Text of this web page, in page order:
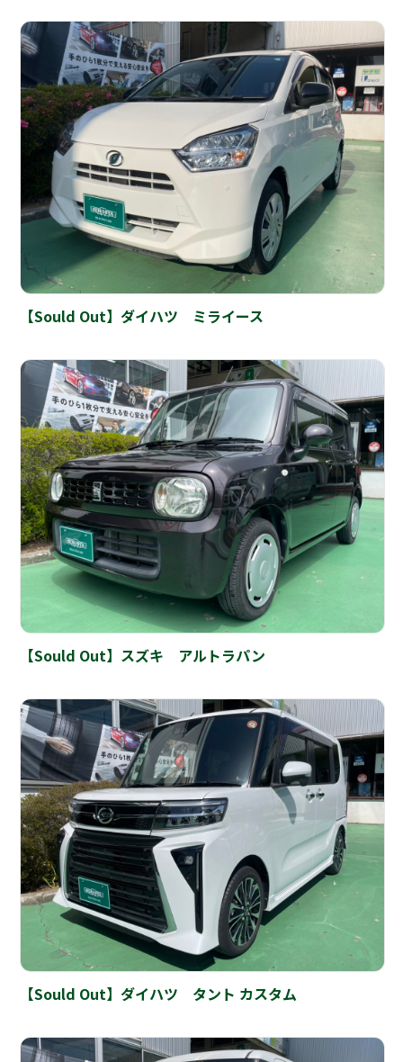
【Sould Out】ダイハツ ミライース
【Sould Out】スズキ アルトラパン
【Sould Out】ダイハツ タント カスタム